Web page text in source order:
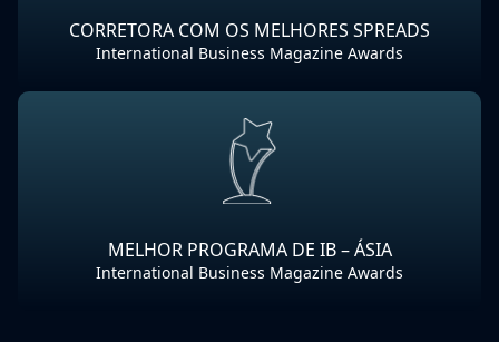
CORRETORA COM OS MELHORES SPREADS
International Business Magazine Awards
MELHOR PROGRAMA DE IB – ÁSIA
International Business Magazine Awards